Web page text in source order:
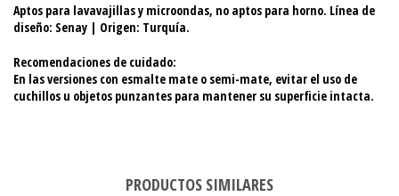
Aptos para lavavajillas y microondas, no aptos para horno. Línea de
diseño: Senay | Origen: Turquía.
Recomendaciones de cuidado:
En las versiones con esmalte mate o semi-mate, evitar el uso de
cuchillos u objetos punzantes para mantener su superficie intacta.
PRODUCTOS SIMILARES